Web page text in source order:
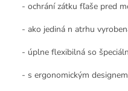
- ochrání zátku fľaše pred
- ako jediná n atrhu
- úplne flexibilná so
- s ergonomickým